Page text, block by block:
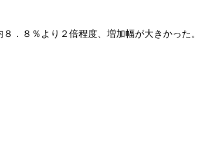
．８％より２倍程度、増加幅が大きかった。